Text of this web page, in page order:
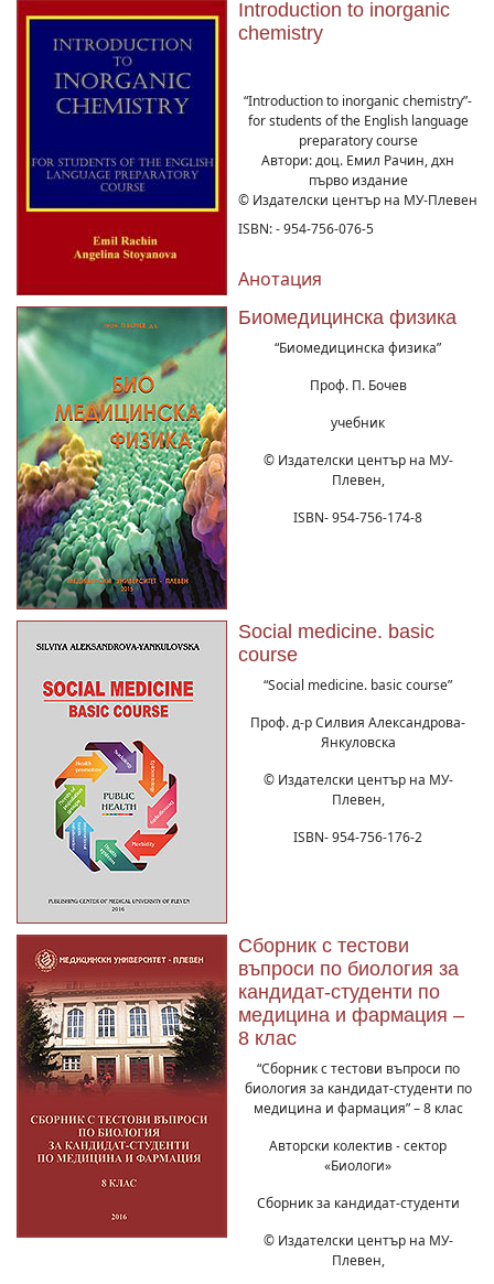
Introduction to inorganic
chemistry
“Introduction to inorganic chemistry”-
for students of the English language
preparatory course
Автори: доц. Емил Рачин, дхн
първо издание
© Издателски център на МУ-Плевен
ISBN: - 954-756-076-5
Анотация
Биомедицинска физика
“Биомедицинска физика”
Проф. П. Бочев
учебник
© Издателски център на МУ-
Плевен,
ISBN- 954-756-174-8
Social medicine. basic
course
“Social medicine. basic course”
Проф. д-р Силвия Александрова-
Янкуловска
© Издателски център на МУ-
Плевен,
ISBN- 954-756-176-2
Сборник с тестови
въпроси по биология за
кандидат-студенти по
медицина и фармация –
8 клас
“Сборник с тестови въпроси по
биология за кандидат-студенти по
медицина и фармация” – 8 клас
Авторски колектив - сектор
«Биологи»
Сборник за кандидат-студенти
© Издателски център на МУ-
Плевен,